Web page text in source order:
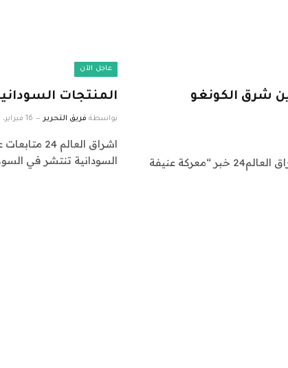
شرق الكونغو
اشراق العالم 24 متابعات عالمية عاجلة: نقدم لكم في اشراق العالم24 خبر “معركة عنيفة
عاجل الآن
المنتجات
بواسطة فريق التحرير 16 فبراير، 2025
السودانية تنتشر في